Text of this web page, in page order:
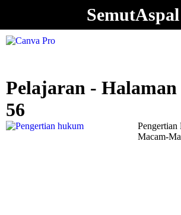
SemutAspal
Pelajaran -
56
Pengertian
Macam-